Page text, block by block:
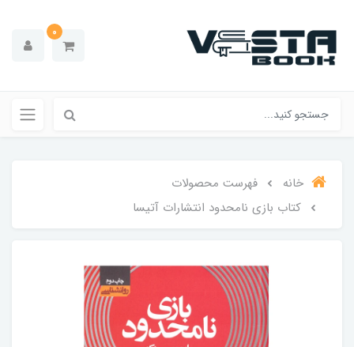
0
خانه
فهرست محصولات
کتاب بازی نامحدود انتشارات آتیسا